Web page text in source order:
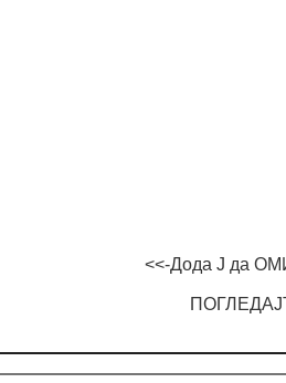
<<-Дода Ј да